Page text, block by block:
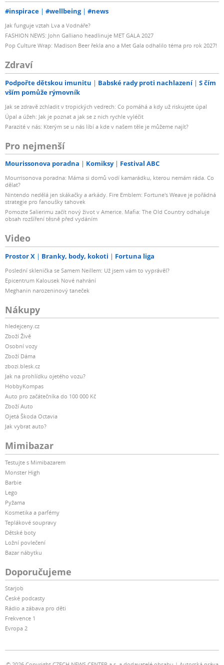
#inspirace #wellbeing #news
Jak funguje vztah Lva a Vodnáře?
FASHION NEWS: John Galliano headlinuje MET GALA 2027
Pop Culture Wrap: Madison Beer řekla ano a Met Gala odhalilo téma pro rok 2027!
Zdraví
Podpořte dětskou imunitu Babské rady proti nachlazení
S čím
vším pomůže rýmovník
Jak se zdravě zchladit v tropických vedrech: Co pomáhá a kdy už riskujete úpal
Úpal a úžeh: Jak je poznat a jak se z nich rychle vyléčit
Parazité v nás: Kterým se u nás líbí a kde v našem těle je můžeme najít?
Pro nejmenší
Mourissonova poradna Komiksy Festival ABC
Mourrisonova poradna: Máma si domů vodí kamarádku, kterou nemám ráda. Co
dělat?
Nintendo nedělá jen skákačky a arkády. Fire Emblem: Fortune's Weave je pořádná
strategie pro fanoušky tahovek
Pomozte Salierimu začít nový život v Americe. Mafia: The Old Country odhaluje
obsah rozšíření těsně před vydáním
Video
Prostor X Branky, body, kokoti Fortuna liga
Poslední sklenička se Samem Neillem: Už jsem vám to vyprávěl?
Epicentrum Kalousek Nové nahrání
Meghanin narozeninový taneček
Nákupy
hledejceny.cz
Zboží Živě
Osobní vozy
Zboží Dáma
zbozi.blesk.cz
Jak na prohlídku ojetého vozu?
HobbyKompas
Auto pro začátečníka do 100 000 Kč
Zboží Auto
Ojetá Škoda Octavia
Jak vybrat auto?
Mimibazar
Testujte s Mimibazarem
Monster High
Barbie
Lego
Pyžama
Kosmetika a parfémy
Teplákové soupravy
Dětské boty
Ložní povlečení
Bazar nábytku
Doporučujeme
Starjob
České podcasty
Rádio a zábava pro děti
Frekvence 1
Evropa 2